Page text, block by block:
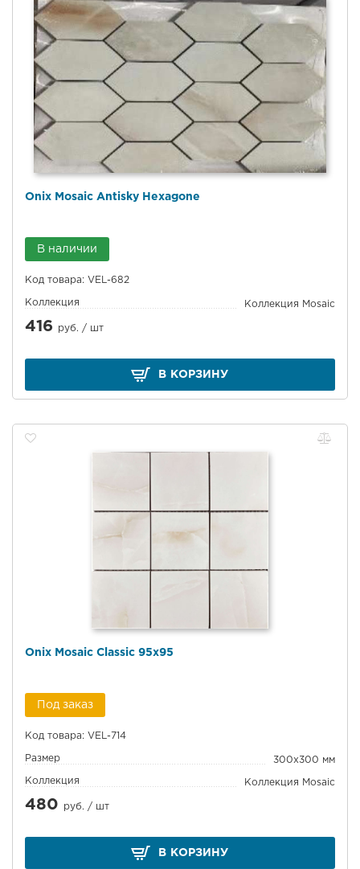
Onix Mosaic Antisky Hexagone
В наличии
Код товара: VEL-682
Коллекция Коллекция Mosaic
416 руб. / шт
В КОРЗИНУ
Onix Mosaic Classic 95х95
Под заказ
Код товара: VEL-714
Размер 300x300 мм
Коллекция Коллекция Mosaic
480 руб. / шт
В КОРЗИНУ